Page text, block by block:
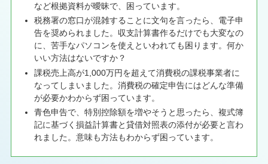
など根拠資料が曖昧で、困っています。
税務署の窓口が混雑することに文句を言ったら、電子申
告を奨められました。収支計算書作るだけでも大変なの
に、苦手なパソコンを使えといわれても困ります。何か
いい方法はないですか？
課税売上高が1,000万円を超えて消費税の課税事業者に
なってしまいました。消費税の確定申告にはどんな準備
が必要かわからず困っています。
青色申告で、特別控除額を増やそうと思ったら、複式簿
記に基づく損益計算書と貸借対照表の添付が必要と言わ
れました。意味も方法もわからず困っています。